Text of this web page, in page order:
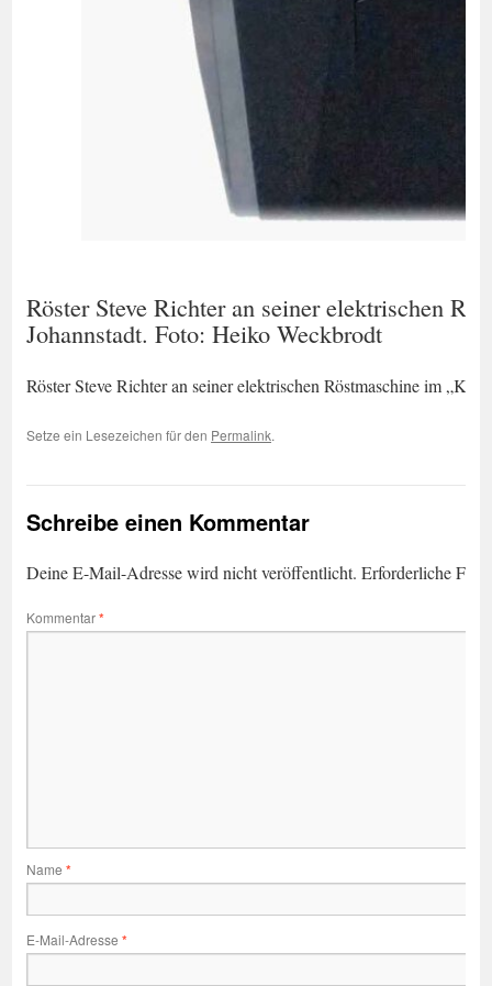
Röster Steve Richter an seiner elektrischen
Johannstadt. Foto: Heiko Weckbrodt
Röster Steve Richter an seiner elektrischen Röstmaschine im
Setze ein Lesezeichen für den Permalink.
Schreibe einen Kommentar
Deine E-Mail-Adresse wird nicht veröffentlicht. Erforderliche
Kommentar*
Name *
E-Mail-Adresse *